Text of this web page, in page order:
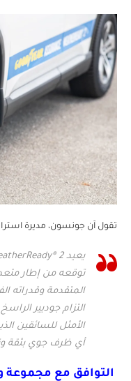
تقول آن جونسون، مديرة
توقعه من إطار
المتقدمة وقدراته
التزام جوديير الراسخ
الأمثل للسائقين
أي ظرف جوي بثقة
التوافق مع